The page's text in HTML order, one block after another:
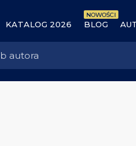
KATALOG 2026 BLOG
NOWOŚCI